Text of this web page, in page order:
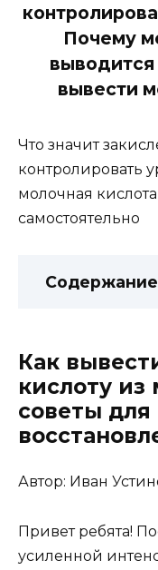
Почему
вывести
Что значит
контролировать
молочная
самостоятельно
Содержание
Как
кислоту
советы для
Автор: Иван
Привет ребята!
усиленной